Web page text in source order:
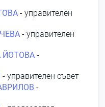
- управителен
- управителен
ЙОТОВА -
- управителен съвет
-